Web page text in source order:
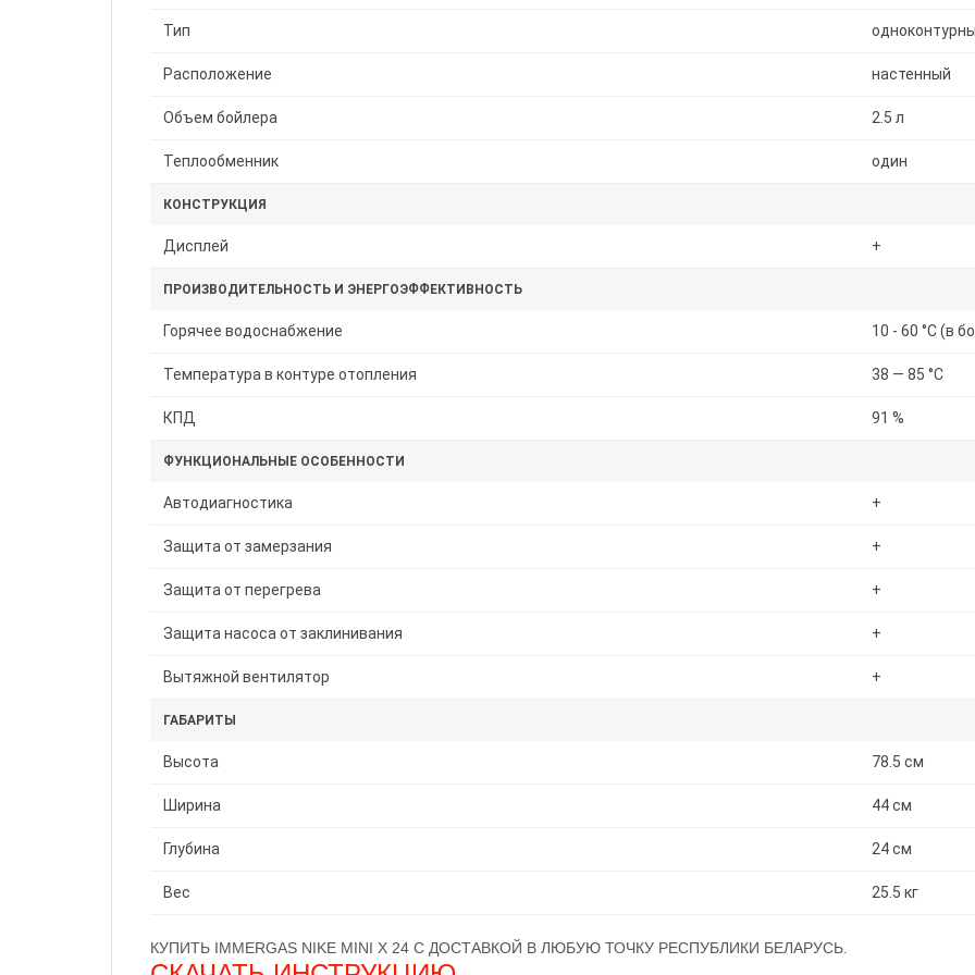
Тип
Расположение настенный
Объем бойлера 2.5 л
Теплообменник один
КОНСТРУКЦИЯ
Дисплей +
ПРОИЗВОДИТЕЛЬНОСТЬ И ЭНЕРГОЭФФЕКТИВНОСТЬ
Горячее водоснабжение 10 - 60 °С (в
Температура в контуре отопления 38 — 85 °C
КПД 91 %
ФУНКЦИОНАЛЬНЫЕ ОСОБЕННОСТИ
Автодиагностика +
Защита от замерзания +
Защита от перегрева +
Защита насоса от заклинивания +
Вытяжной вентилятор +
ГАБАРИТЫ
Высота 78.5 см
Ширина 44 см
Глубина 24 см
Вес 25.5 кг
КУПИТЬ IMMERGAS NIKE MINI X 24 С ДОСТАВКОЙ В ЛЮБУЮ ТОЧКУ РЕСПУБЛИКИ БЕЛАРУСЬ.